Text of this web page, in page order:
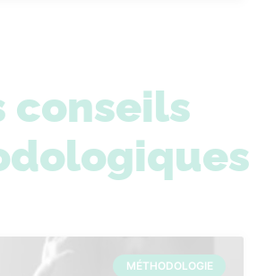
conseils
MÉTHODOLOGIE